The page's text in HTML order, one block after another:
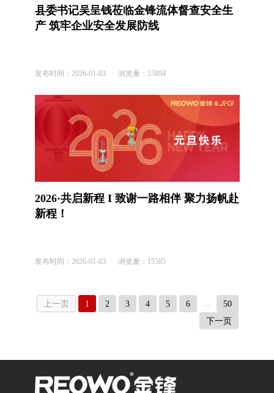
县委书记吴呈钱莅临金锋流体督查安全生
产 筑牢企业安全发展防线
发布时间： 2026-01-03 浏览量： 15894
2026·共启新程 I 致谢一路相伴 聚力扬帆赴
新程！
发布时间： 2026-01-03 浏览量： 15585
上一页 1 2 3 4 5 6 ...
50
下一页